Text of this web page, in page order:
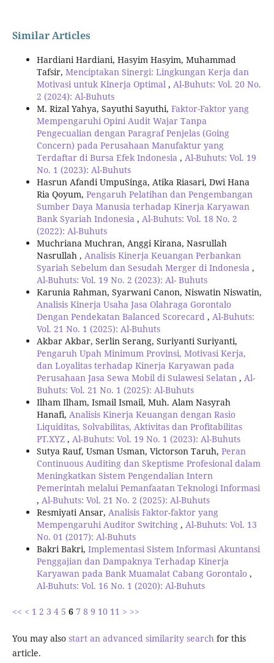
Similar Articles
Hardiani Hardiani, Hasyim Hasyim, Muhammad
Tafsir, Menciptakan Sinergi: Lingkungan Kerja dan
Motivasi untuk Kinerja Optimal , Al-Buhuts: Vol. 20 No.
2 (2024): Al-Buhuts
M. Rizal Yahya, Sayuthi Sayuthi, Faktor-Faktor yang
Mempengaruhi Opini Audit Wajar Tanpa
Pengecualian dengan Paragraf Penjelas (Going
Concern) pada Perusahaan Manufaktur yang
Terdaftar di Bursa Efek Indonesia , Al-Buhuts: Vol. 19
No. 1 (2023): Al-Buhuts
Hasrun Afandi UmpuSinga, Atika Riasari, Dwi Hana
Ria Qoyum, Pengaruh Pelatihan dan Pengembangan
Sumber Daya Manusia terhadap Kinerja Karyawan
Bank Syariah Indonesia , Al-Buhuts: Vol. 18 No. 2
(2022): Al-Buhuts
Muchriana Muchran, Anggi Kirana, Nasrullah
Nasrullah , Analisis Kinerja Keuangan Perbankan
Syariah Sebelum dan Sesudah Merger di Indonesia ,
Al-Buhuts: Vol. 19 No. 2 (2023): Al- Buhuts
Karunia Rahman, Syarwani Canon, Niswatin Niswatin,
Analisis Kinerja Usaha Jasa Olahraga Gorontalo
Dengan Pendekatan Balanced Scorecard , Al-Buhuts:
Vol. 21 No. 1 (2025): Al-Buhuts
Akbar Akbar, Serlin Serang, Suriyanti Suriyanti,
Pengaruh Upah Minimum Provinsi, Motivasi Kerja,
dan Loyalitas terhadap Kinerja Karyawan pada
Perusahaan Jasa Sewa Mobil di Sulawesi Selatan , Al-
Buhuts: Vol. 21 No. 1 (2025): Al-Buhuts
Ilham Ilham, Ismail Ismail, Muh. Alam Nasyrah
Hanafi, Analisis Kinerja Keuangan dengan Rasio
Liquiditas, Solvabilitas, Aktivitas dan Profitabilitas
PT.XYZ , Al-Buhuts: Vol. 19 No. 1 (2023): Al-Buhuts
Sutya Rauf, Usman Usman, Victorson Taruh, Peran
Continuous Auditing dan Skeptisme Profesional dalam
Meningkatkan Sistem Pengendalian Intern
Pemerintah melalui Pemanfaatan Teknologi Informasi
, Al-Buhuts: Vol. 21 No. 2 (2025): Al-Buhuts
Resmiyati Ansar, Analisis Faktor-faktor yang
Mempengaruhi Auditor Switching , Al-Buhuts: Vol. 13
No. 01 (2017): Al-Buhuts
Bakri Bakri, Implementasi Sistem Informasi Akuntansi
Penggajian dan Dampaknya Terhadap Kinerja
Karyawan pada Bank Muamalat Cabang Gorontalo ,
Al-Buhuts: Vol. 16 No. 1 (2020): Al-Buhuts
<< < 1 2 3 4 5 6 7 8 9 10 11 > >>
You may also start an advanced similarity searchfor this
article.